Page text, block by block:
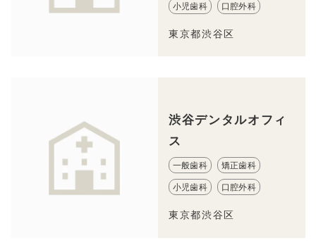
小児歯科 口腔外科
東京都渋谷区
渋谷デンタルオフィ
ス
一般歯科 矯正歯科
小児歯科 口腔外科
東京都渋谷区